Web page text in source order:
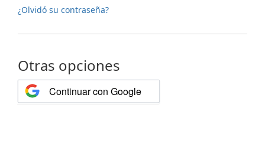
¿Olvidó su contraseña?
Otras opciones
Continuar con Google